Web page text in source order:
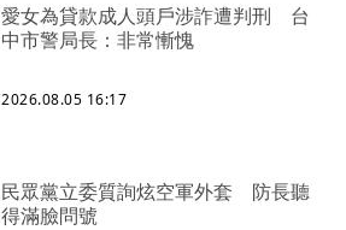
愛女為貸款成人頭戶涉詐遭判刑 台
中市警局長：非常慚愧
2026.08.05 16:17
民眾黨立委質詢炫空軍外套 防長聽
得滿臉問號